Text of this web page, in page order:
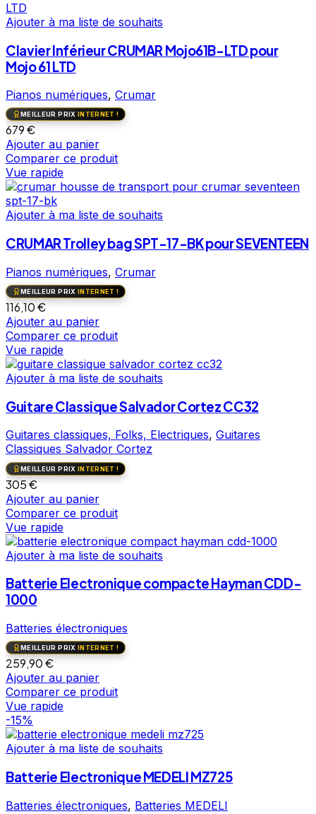
Ajouter à ma liste de souhaits
Clavier Inférieur CRUMAR Mojo61B-LTD pour
Mojo 61 LTD
Pianos numériques, Crumar
MEILLEUR PRIX INTERNET !
679€
Ajouter au panier
Comparer ce produit
Vue rapide
Ajouter à ma liste de souhaits
CRUMAR Trolley bag SPT-17-BK pour SEVENTEEN
Pianos numériques, Crumar
MEILLEUR PRIX INTERNET !
116,10€
Ajouter au panier
Comparer ce produit
Vue rapide
Ajouter à ma liste de souhaits
Guitare Classique Salvador Cortez CC32
Guitares classiques, Folks, Electriques, Guitares
Classiques Salvador Cortez
MEILLEUR PRIX INTERNET !
305€
Ajouter au panier
Comparer ce produit
Vue rapide
Ajouter à ma liste de souhaits
Batterie Electronique compacte Hayman CDD-
1000
Batteries électroniques
MEILLEUR PRIX INTERNET !
259,90€
Ajouter au panier
Comparer ce produit
Vue rapide
-15%
Ajouter à ma liste de souhaits
Batterie Electronique MEDELI MZ725
Batteries électroniques, Batteries MEDELI